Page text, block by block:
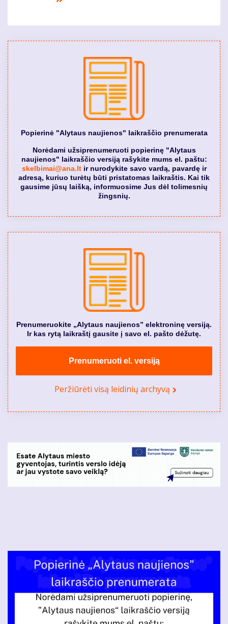
Popierinė "Alytaus naujienos" laikraščio prenumerata
Norėdami užsiprenumeruoti popierinę "Alytaus
naujienos" laikraščio versiją rašykite mums el. paštu:
skelbimai@ana.ltir nurodykite savo vardą, pavardę ir
adresą, kuriuo turėtų būti pristatomas laikraštis. Kai tik
gausime jūsų laišką, informuosime Jus dėl tolimesnių
žingsnių.
Prenumeruokite „Alytaus naujienos” elektroninę versiją.
Ir kas rytą laikraštį gausite į savo el. pašto dėžutę.
Prenumeruoti el. versiją
Peržiūrėti visą leidinių archyvą